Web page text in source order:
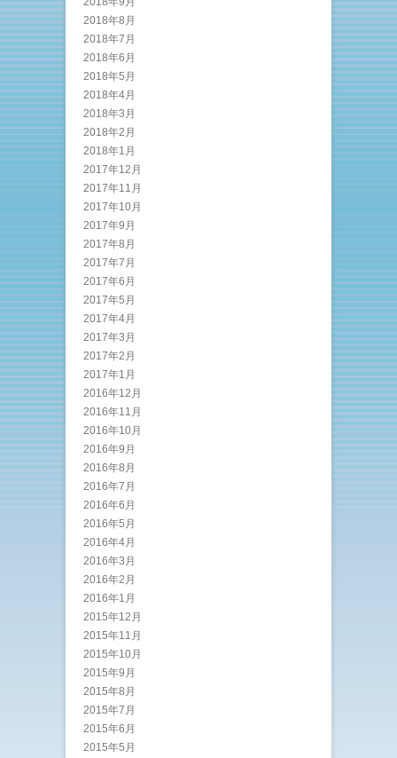
2018年8月
2018年7月
2018年6月
2018年5月
2018年4月
2018年3月
2018年2月
2018年1月
2017年12月
2017年11月
2017年10月
2017年9月
2017年8月
2017年7月
2017年6月
2017年5月
2017年4月
2017年3月
2017年2月
2017年1月
2016年12月
2016年11月
2016年10月
2016年9月
2016年8月
2016年7月
2016年6月
2016年5月
2016年4月
2016年3月
2016年2月
2016年1月
2015年12月
2015年11月
2015年10月
2015年9月
2015年8月
2015年7月
2015年6月
2015年5月